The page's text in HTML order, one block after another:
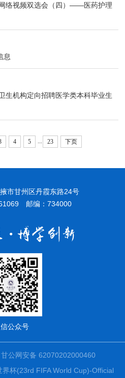
络视频双选会（四）——医药护理
息
生机构定向招聘医学类本科毕业生
4 5 23 下页
市甘州区丹霞东路24号
邮编：734000
公众号
甘公网安备 62070202000460
杯(23rd FIFA World Cup)-Official